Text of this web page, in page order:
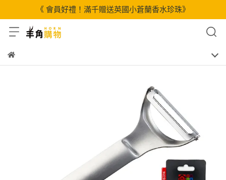
《 會員好禮！滿千贈送英國小蒼蘭香水珍珠》